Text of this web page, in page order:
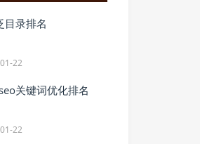
目录排名
22
关键词优化排名
22